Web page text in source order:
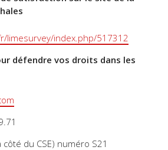
limesurvey/index.php/517312
défendre vos droits dans les
du CSE) numéro S21